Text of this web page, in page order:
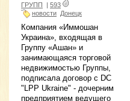
ГРУПП | 593
новости Донецк
Компания «Иммошан
Украина», входящая в
Группу «Ашан» и
занимающаяся торговой
недвижимостью Группы,
подписала договор с DC
"LPP Ukraine" - дочерним
предприятием ведущего